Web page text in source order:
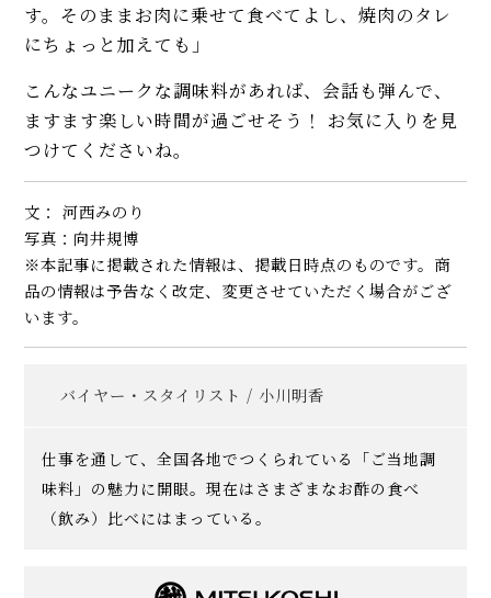
す。そのままお肉に乗せて食べてよし、焼肉のタレ
にちょっと加えても」
こんなユニークな調味料があれば、会話も弾んで、
ますます楽しい時間が過ごせそう！ お気に入りを見
つけてくださいね。
文： 河西みのり
写真：向井規博
※本記事に掲載された情報は、掲載日時点のものです。商
品の情報は予告なく改定、変更させていただく場合がござ
います。
バイヤー・スタイリスト / 小川明香
仕事を通して、全国各地でつくられている「ご当地調
味料」の魅力に開眼。現在はさまざまなお酢の食べ
（飲み）比べにはまっている。